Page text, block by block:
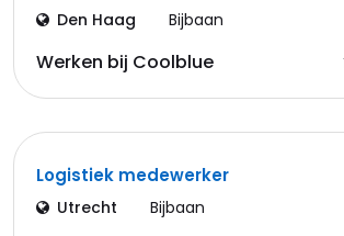
Den Haag Bijbaan
Werken bij Coolblue
Logistiek medewerker
Utrecht Bijbaan